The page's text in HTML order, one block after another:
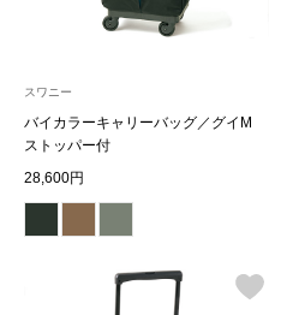
スリップオン
サンダル
スワニー
バイカラーキャリーバッグ／グイM
ストッパー付
28,600円